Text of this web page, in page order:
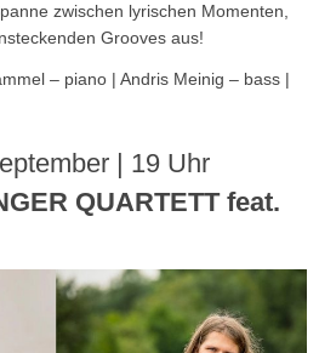
zwischen lyrischen Momenten,
Grooves aus!
– piano | Andris Meinig – bass |
| 19 Uhr
QUARTETT feat.